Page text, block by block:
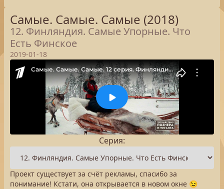
Самые. Самые. Самые (2018)
12. Финляндия. Самые Упорные. Что
Есть Финское
2019-01-18
Серия:
Проект существует за счёт рекламы, спасибо за
понимание! Кстати, она открывается в новом окне 😉